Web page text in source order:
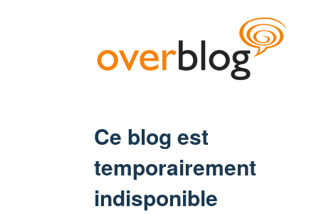
Ce blog est
temporairement
indisponible